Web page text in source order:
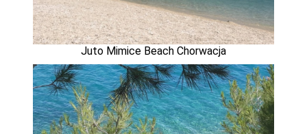
Juto Mimice Beach Chorwacja